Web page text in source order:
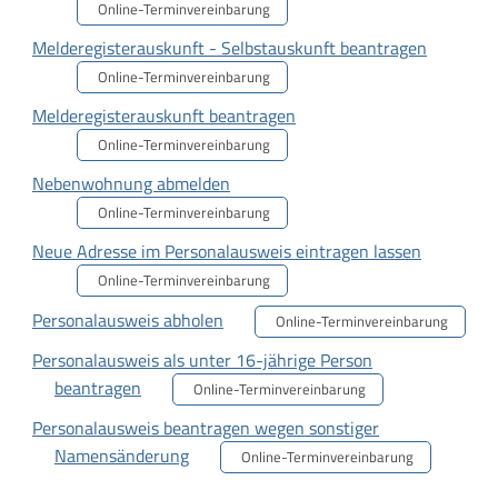
Online-Terminvereinbarung
Melderegisterauskunft - Selbstauskunft beantragen
Online-Terminvereinbarung
Melderegisterauskunft beantragen
Online-Terminvereinbarung
Nebenwohnung abmelden
Online-Terminvereinbarung
Neue Adresse im Personalausweis eintragen lassen
Online-Terminvereinbarung
Personalausweis abholen Online-Terminvereinbarung
Personalausweis als unter 16-jährige Person
beantragen
Online-Terminvereinbarung
Personalausweis beantragen wegen sonstiger
Namensänderung
Online-Terminvereinbarung